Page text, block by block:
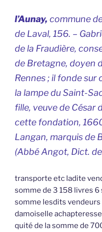
l’Aunay, commune
de Laval, 156. –
de la Fraudière,
de Bretagne, doyen
Rennes ; il fonde sur
la lampe du Saint-
fille, veuve de César
cette fondation,
Langan, marquis de
(Abbé Angot, Dict.
transporte etc ladite
somme de 3 158 livres
somme lesdits
damoiselle achapteresse
quité de la somme de